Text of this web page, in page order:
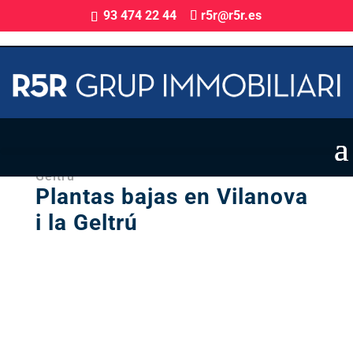
93 474 22 44 r5r@r5r.es
Geltrú
Plantas bajas en Vilanova
i la Geltrú